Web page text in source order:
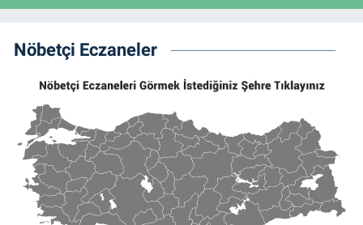
Nöbetçi Eczaneler